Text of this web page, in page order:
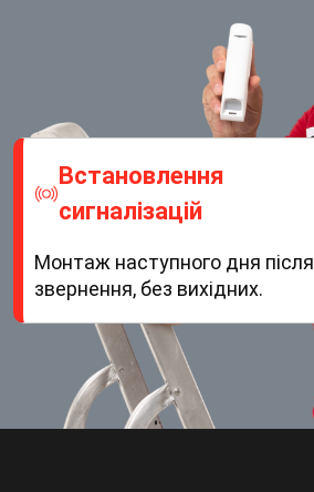
Встановлення
сигналізацій
Монтаж наступного дня після
звернення, без вихідних.